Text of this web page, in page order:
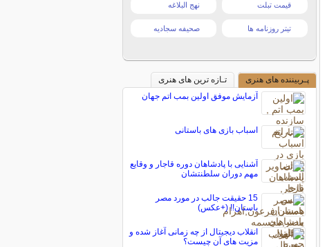
قیمت تبلت نهج البلاغه
تیتر روزنامه ها صحیفه سجادیه
پـربیننده های هنری
تـازه ترین های هنری
آزمایش موفق اولین بمب اتم جهان
اسباب بازی های باستانی
آشنایی با پادشاهان دوره قاجار و وقایع
مهم دوران سلطنتشان
15 حقیقت جالب در مورد مصر
باستان!! (+عکس)
انقلاب دیجیتال از چه زمانی آغاز شده و
مزیت های آن چیست؟